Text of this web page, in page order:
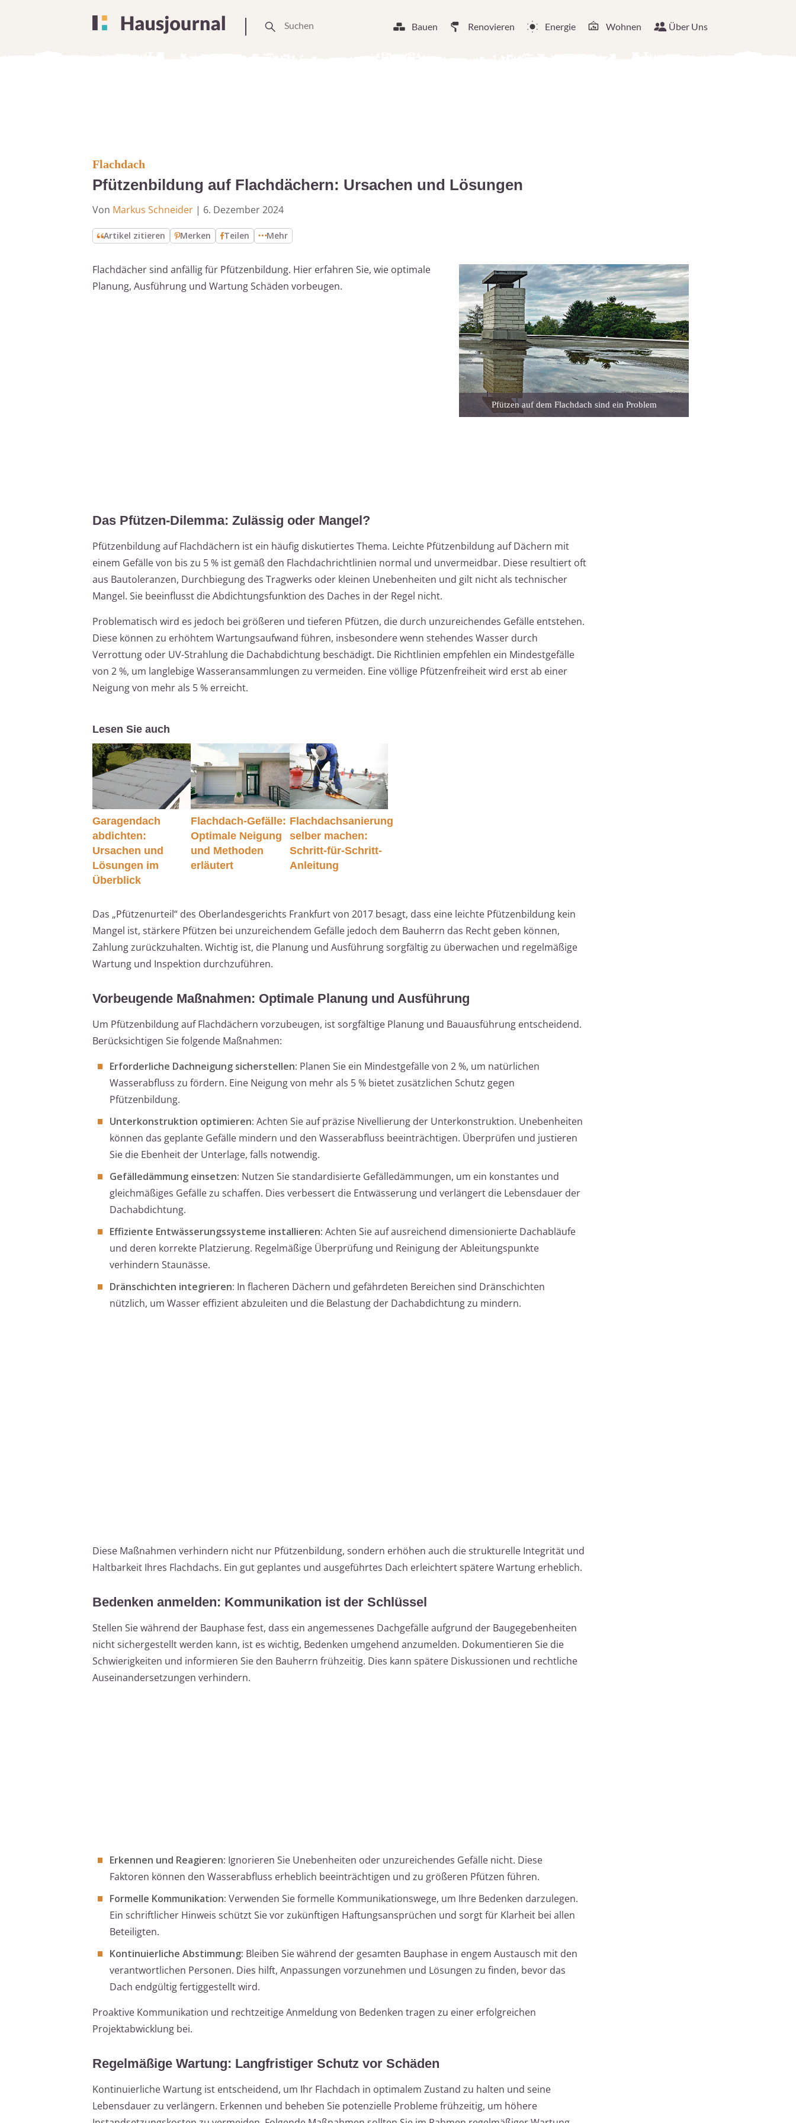
Bauen Renovieren Energie Wohnen Über Uns
Flachdach
Pfützenbildung auf Flachdächern: Ursachen und Lösungen
Von Markus Schneider | 6. Dezember 2024
Artikel zitieren Merken Teilen Mehr
Flachdächer sind anfällig für Pfützenbildung. Hier erfahren Sie, wie optimale
Planung, Ausführung und Wartung Schäden vorbeugen.
Pfützen auf dem Flachdach sind ein Problem
Das Pfützen-Dilemma: Zulässig oder Mangel?
Pfützenbildung auf Flachdächern ist ein häufig diskutiertes Thema. Leichte Pfützenbildung auf Dächern mit
einem Gefälle von bis zu 5 % ist gemäß den Flachdachrichtlinien normal und unvermeidbar. Diese resultiert oft
aus Bautoleranzen, Durchbiegung des Tragwerks oder kleinen Unebenheiten und gilt nicht als technischer
Mangel. Sie beeinflusst die Abdichtungsfunktion des Daches in der Regel nicht.
Problematisch wird es jedoch bei größeren und tieferen Pfützen, die durch unzureichendes Gefälle entstehen.
Diese können zu erhöhtem Wartungsaufwand führen, insbesondere wenn stehendes Wasser durch
Verrottung oder UV-Strahlung die Dachabdichtung beschädigt. Die Richtlinien empfehlen ein Mindestgefälle
von 2 %, um langlebige Wasseransammlungen zu vermeiden. Eine völlige Pfützenfreiheit wird erst ab einer
Neigung von mehr als 5 % erreicht.
Lesen Sie auch
Garagendach
abdichten:
Ursachen und
Lösungen im
Überblick
Flachdach-Gefälle:
Optimale Neigung
und Methoden
erläutert
Flachdachsanierung
selber machen:
Schritt-für-Schritt-
Anleitung
Das „Pfützenurteil“ des Oberlandesgerichts Frankfurt von 2017 besagt, dass eine leichte Pfützenbildung kein
Mangel ist, stärkere Pfützen bei unzureichendem Gefälle jedoch dem Bauherrn das Recht geben können,
Zahlung zurückzuhalten. Wichtig ist, die Planung und Ausführung sorgfältig zu überwachen und regelmäßige
Wartung und Inspektion durchzuführen.
Vorbeugende Maßnahmen: Optimale Planung und Ausführung
Um Pfützenbildung auf Flachdächern vorzubeugen, ist sorgfältige Planung und Bauausführung entscheidend.
Berücksichtigen Sie folgende Maßnahmen:
Erforderliche Dachneigung sicherstellen: Planen Sie ein Mindestgefälle von 2 %, um natürlichen
Wasserabfluss zu fördern. Eine Neigung von mehr als 5 % bietet zusätzlichen Schutz gegen
Pfützenbildung.
Unterkonstruktion optimieren: Achten Sie auf präzise Nivellierung der Unterkonstruktion. Unebenheiten
können das geplante Gefälle mindern und den Wasserabfluss beeinträchtigen. Überprüfen und justieren
Sie die Ebenheit der Unterlage, falls notwendig.
Gefälledämmung einsetzen: Nutzen Sie standardisierte Gefälledämmungen, um ein konstantes und
gleichmäßiges Gefälle zu schaffen. Dies verbessert die Entwässerung und verlängert die Lebensdauer der
Dachabdichtung.
Effiziente Entwässerungssysteme installieren: Achten Sie auf ausreichend dimensionierte Dachabläufe
und deren korrekte Platzierung. Regelmäßige Überprüfung und Reinigung der Ableitungspunkte
verhindern Staunässe.
Dränschichten integrieren: In flacheren Dächern und gefährdeten Bereichen sind Dränschichten
nützlich, um Wasser effizient abzuleiten und die Belastung der Dachabdichtung zu mindern.
Diese Maßnahmen verhindern nicht nur Pfützenbildung, sondern erhöhen auch die strukturelle Integrität und
Haltbarkeit Ihres Flachdachs. Ein gut geplantes und ausgeführtes Dach erleichtert spätere Wartung erheblich.
Bedenken anmelden: Kommunikation ist der Schlüssel
Stellen Sie während der Bauphase fest, dass ein angemessenes Dachgefälle aufgrund der Baugegebenheiten
nicht sichergestellt werden kann, ist es wichtig, Bedenken umgehend anzumelden. Dokumentieren Sie die
Schwierigkeiten und informieren Sie den Bauherrn frühzeitig. Dies kann spätere Diskussionen und rechtliche
Auseinandersetzungen verhindern.
Erkennen und Reagieren: Ignorieren Sie Unebenheiten oder unzureichendes Gefälle nicht. Diese
Faktoren können den Wasserabfluss erheblich beeinträchtigen und zu größeren Pfützen führen.
Formelle Kommunikation: Verwenden Sie formelle Kommunikationswege, um Ihre Bedenken darzulegen.
Ein schriftlicher Hinweis schützt Sie vor zukünftigen Haftungsansprüchen und sorgt für Klarheit bei allen
Beteiligten.
Kontinuierliche Abstimmung: Bleiben Sie während der gesamten Bauphase in engem Austausch mit den
verantwortlichen Personen. Dies hilft, Anpassungen vorzunehmen und Lösungen zu finden, bevor das
Dach endgültig fertiggestellt wird.
Proaktive Kommunikation und rechtzeitige Anmeldung von Bedenken tragen zu einer erfolgreichen
Projektabwicklung bei.
Regelmäßige Wartung: Langfristiger Schutz vor Schäden
Kontinuierliche Wartung ist entscheidend, um Ihr Flachdach in optimalem Zustand zu halten und seine
Lebensdauer zu verlängern. Erkennen und beheben Sie potenzielle Probleme frühzeitig, um höhere